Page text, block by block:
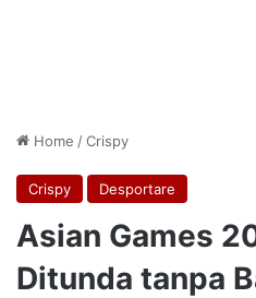
Home /Crispy
Crispy Desportare
Asian Games
Ditunda tanpa